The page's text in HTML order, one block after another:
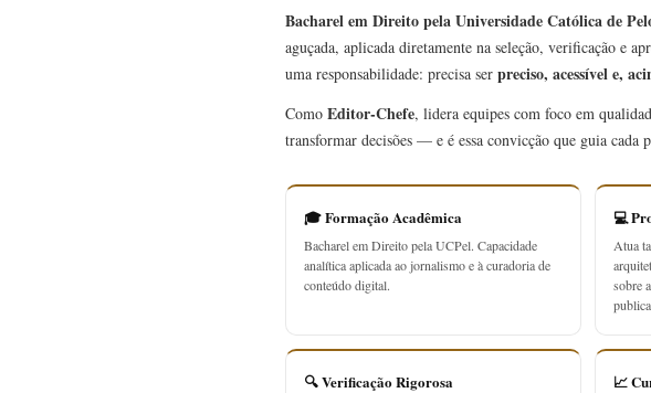
Bacharel em Direito pela Universidade Católica de
aguçada, aplicada diretamente na seleção, verificação e
uma responsabilidade: precisa ser preciso, acessível e,
Como Editor-Chefe, lidera equipes com foco em
transformar decisões — e é essa convicção que guia cada
🎓 Formação Acadêmica
Bacharel em Direito pela UCPel. Capacidade
analítica aplicada ao jornalismo e à curadoria de
conteúdo digital.
💻
Atua
sobre
🔍 Verificação Rigorosa 📈